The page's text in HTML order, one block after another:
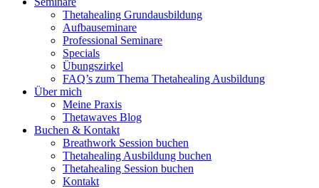
Thetahealing Grundausbildung
Aufbauseminare
Professional Seminare
Specials
Übungszirkel
FAQ’s zum Thema Thetahealing Ausbildung
Über mich
Meine Praxis
Thetawaves Blog
Buchen & Kontakt
Breathwork Session buchen
Thetahealing Ausbildung buchen
Thetahealing Session buchen
Kontakt